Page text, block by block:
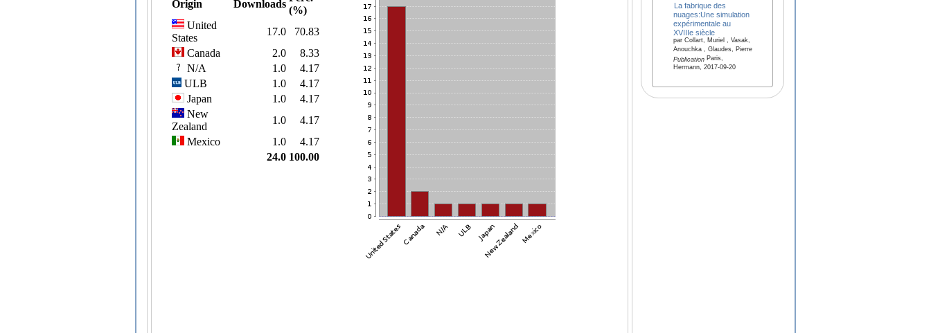
La fabrique des
nuages:Une simulation
expérimentale au
XVIIIe siècle
par Collart, Muriel , Vasak,
Anouchka , Glaudes, Pierre
PublicationParis,
Hermann, 2017-09-20